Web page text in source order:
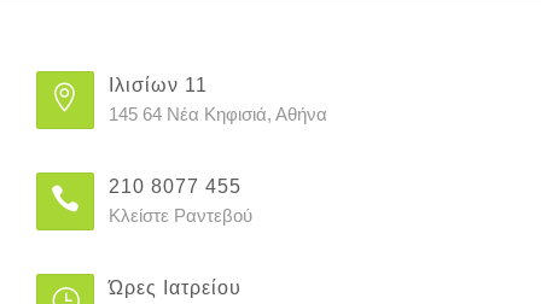
Ιλισίων 11
145 64 Νέα Κηφισιά, Αθήνα
210 8077 455
Κλείστε Ραντεβού
Ώρες Ιατρείου